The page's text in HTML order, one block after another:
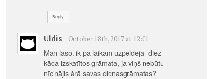
Reply
Uldis - October 18th, 2017 at 12:01
Man lasot ik pa laikam uzpeldēja- diez
kāda izskatītos grāmata, ja viņš nebūtu
nīcinājis ārā savas dienasgrāmatas?